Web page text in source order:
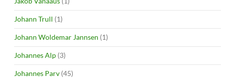
Johann Trull (1)
Johann Woldemar Jannsen (1)
Johannes Alp (3)
Johannes Parv (45)